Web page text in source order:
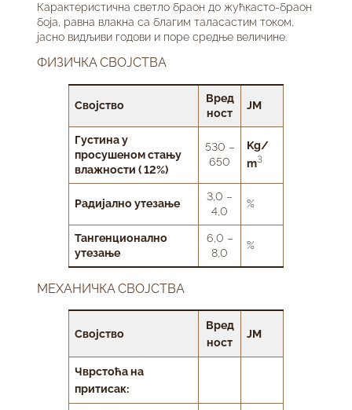
Карактеристична светло браон до жућкасто-браон
боја, равна влакна са благим таласастим током,
јасно видљиви годови и поре средње величине.
ФИЗИЧКА СВОЈСТВА
Својство
Вред
ност
ЈМ
Густина у
просушеном стању
влажности ( 12%)
530 –
650
Kg/
m3
Радијално утезање
3,0 –
4,0
%
Тангенционално
утезање
6,0 –
8,0
%
МЕХАНИЧКА СВОЈСТВА
Својство
Вред
ност
ЈМ
Чврстоћа на
притисак: